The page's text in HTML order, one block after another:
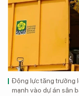
Động lực tăng trưởng
mạnh vào dự án sân